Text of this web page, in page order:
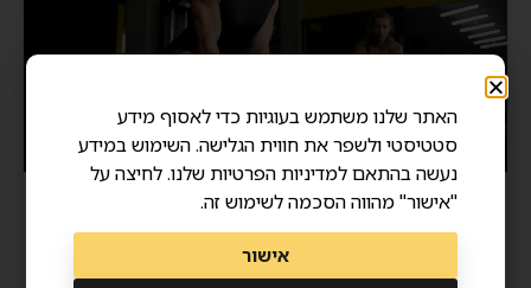
מסת שריר ואריכות ימים – איך שרירים חזקים מצילים
האתר שלנו משתמש בעוגיות כדי לאסוף מידע
סטטיסטי ולשפר את חווית הגלישה. השימוש במידע
נעשה בהתאם למדיניות הפרטיות שלנו. לחיצה על
"אישור" מהווה הסכמה לשימוש זה.
אישור